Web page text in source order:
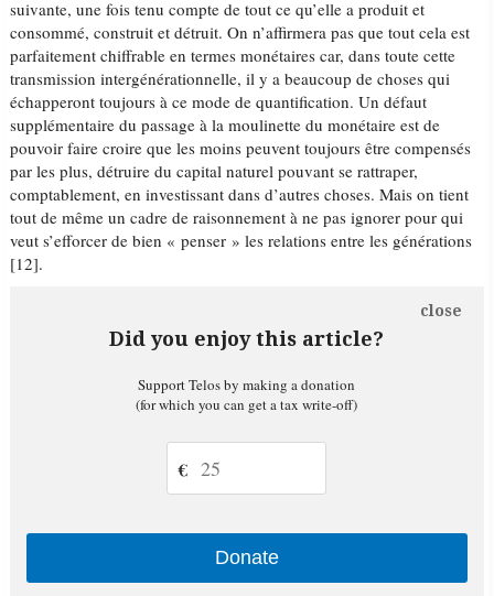
suivante, une fois tenu compte de tout ce qu’elle a produit et
consommé, construit et détruit. On n’affirmera pas que tout cela est
parfaitement chiffrable en termes monétaires car, dans toute cette
transmission intergénérationnelle, il y a beaucoup de choses qui
échapperont toujours à ce mode de quantification. Un défaut
supplémentaire du passage à la moulinette du monétaire est de
pouvoir faire croire que les moins peuvent toujours être compensés
par les plus, détruire du capital naturel pouvant se rattraper,
comptablement, en investissant dans d’autres choses. Mais on tient
tout de même un cadre de raisonnement à ne pas ignorer pour qui
veut s’efforcer de bien « penser » les relations entre les générations
[12].
Did you enjoy this article?
close
Support Telos by making a donation
(for which you can get a tax write-off)
€
Donate